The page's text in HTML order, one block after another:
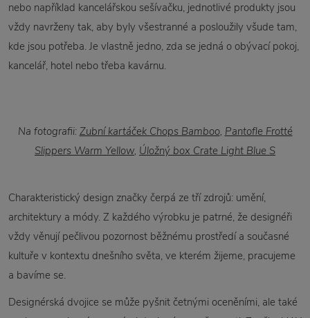
nebo například kancelářskou sešívačku, jednotlivé produkty jsou
vždy navrženy tak, aby byly všestranné a posloužily všude tam,
kde jsou potřeba. Je vlastně jedno, zda se jedná o obývací pokoj,
kancelář, hotel nebo třeba kavárnu.
Na fotografii: Zubní kartáček Chops Bamboo, Pantofle Frotté
Slippers Warm Yellow, Úložný box Crate Light Blue S
Charakteristický design značky čerpá ze tří zdrojů: umění,
architektury a módy. Z každého výrobku je patrné, že designéři
vždy věnují pečlivou pozornost běžnému prostředí a současné
kultuře v kontextu dnešního světa, ve kterém žijeme, pracujeme
a bavíme se.
Designérská dvojice se může pyšnit četnými oceněními, ale také